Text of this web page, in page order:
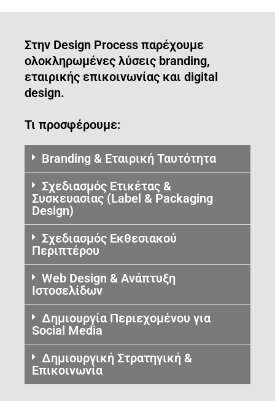
Στην Design Process παρέχουμε
ολοκληρωμένες λύσεις branding,
εταιρικής επικοινωνίας και digital
design.
Τι προσφέρουμε:
Branding & Εταιρική Ταυτότητα
Σχεδιασμός Ετικέτας &
Συσκευασίας (Label & Packaging
Design)
Σχεδιασμός Εκθεσιακού
Περιπτέρου
Web Design & Ανάπτυξη
Ιστοσελίδων
Δημιουργία Περιεχομένου για
Social Media
Δημιουργική Στρατηγική &
Επικοινωνία